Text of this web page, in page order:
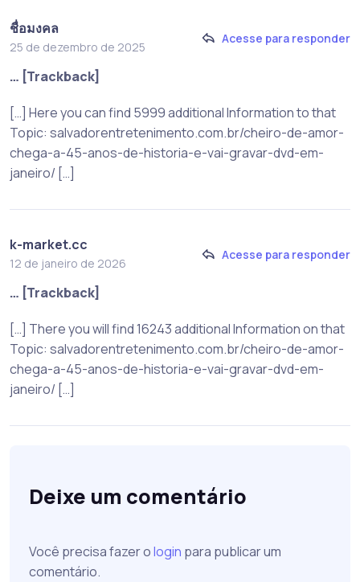
ชื่อมงคล
25 de dezembro de 2025
Acesse para responder
… [Trackback]
[…] Here you can find 5999 additional Information to that
Topic: salvadorentretenimento.com.br/cheiro-de-amor-
chega-a-45-anos-de-historia-e-vai-gravar-dvd-em-
janeiro/ […]
k-market.cc
12 de janeiro de 2026
Acesse para responder
… [Trackback]
[…] There you will find 16243 additional Information on that
Topic: salvadorentretenimento.com.br/cheiro-de-amor-
chega-a-45-anos-de-historia-e-vai-gravar-dvd-em-
janeiro/ […]
Deixe um comentário
Você precisa fazer ologin para publicar um
comentário.